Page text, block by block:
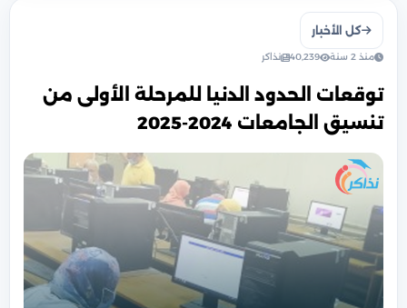
كل الأخبار
منذ 2 سنة 40,239 نذاكر
توقعات الحدود الدنيا للمرحلة الأولى من
تنسيق الجامعات 2024-2025